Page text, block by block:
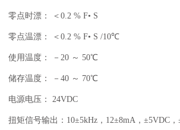
零点时漂： ＜0.2 % F• S
零点温漂： ＜0.2 % F• S /10℃
使用温度： －20 ～ 50℃
储存温度： －40 ～ 70℃
电源电压： 24VDC
扭矩信号输出：10±5kHz，12±8mA，±5VDC，